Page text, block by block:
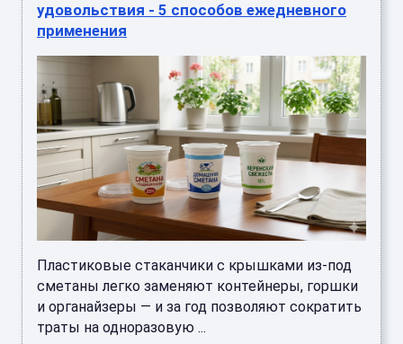
удовольствия - 5 способов ежедневного
применения
Пластиковые стаканчики с крышками из-под
сметаны легко заменяют контейнеры, горшки
и органайзеры — и за год позволяют сократить
траты на одноразовую ...